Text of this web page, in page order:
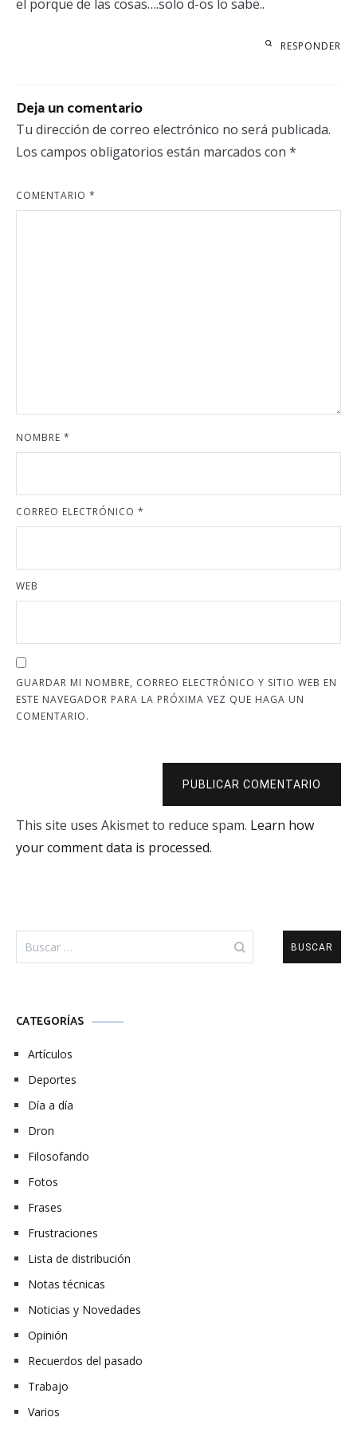
el porque de las cosas….solo d-os lo sabe..
RESPONDER
Deja un comentario
Tu dirección de correo electrónico no será publicada.
Los campos obligatorios están marcados con *
COMENTARIO *
NOMBRE *
CORREO ELECTRÓNICO *
WEB
GUARDAR MI NOMBRE, CORREO ELECTRÓNICO Y SITIO WEB EN
ESTE NAVEGADOR PARA LA PRÓXIMA VEZ QUE HAGA UN
COMENTARIO.
PUBLICAR COMENTARIO
This site uses Akismet to reduce spam. Learn how
your comment data is processed.
CATEGORÍAS
Artículos
Deportes
Día a día
Dron
Filosofando
Fotos
Frases
Frustraciones
Lista de distribución
Notas técnicas
Noticias y Novedades
Opinión
Recuerdos del pasado
Trabajo
Varios